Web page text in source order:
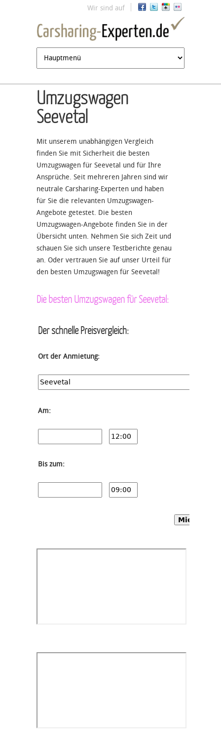
Jump to navigation
Wir sind auf
Umzugswagen
Seevetal
Mit unserem unabhängigen Vergleich
finden Sie mit Sicherheit die besten
Umzugswagen für Seevetal und für Ihre
Ansprüche. Seit mehreren Jahren sind wir
neutrale Carsharing-Experten und haben
für Sie die relevanten Umzugswagen-
Angebote getestet. Die besten
Umzugswagen-Angebote finden Sie in der
Übersicht unten. Nehmen Sie sich Zeit und
schauen Sie sich unsere Testberichte genau
an. Oder vertrauen Sie auf unser Urteil für
den besten Umzugswagen für Seevetal!
Die besten Umzugswagen für Seevetal:
Der schnelle Preisvergleich:
Ort der Anmietung:
Am:
Bis zum: